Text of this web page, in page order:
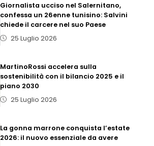
Giornalista ucciso nel Salernitano,
confessa un 26enne tunisino: Salvini
chiede il carcere nel suo Paese
25 Luglio 2026
MartinoRossi accelera sulla
sostenibilità con il bilancio 2025 e il
piano 2030
25 Luglio 2026
La gonna marrone conquista l’estate
2026: il nuovo essenziale da avere